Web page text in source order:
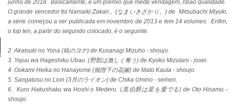
junho de 2018. Basicamente, é um prêmio que mede vendagem, nbão qualidade.
O grande vencedor foi Namaiki Zakari。(なまいきざかり。) de Mitsubachi Miyuki,
a série começou a ser publicada em novembro de 2013 e tem 14 volumes. Enfim,
o top ten, a partir do segundo colocado, é o seguinte:
2. Akatsuki no Yona (暁のヨナ) de Kusanagi Mizuho - shoujo.
3. Yajuu wa Hageshiku Ubau (野獣は激しく奪う) de Kyoko Mizutani - josei.
4. Ookami Heika no Hanayome (狼陛下の花嫁) de Mato Kauta - shoujo.
5. Sangatusu no Lion (3月のライオン) de Chika Umino - seinen.
6. Kuro Hakushaku wa Hoshi o Mederu (黒伯爵は星を愛でる) de Oto Hisamu -
shoujo.